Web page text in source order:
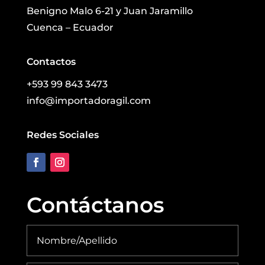
Benigno Malo 6-21 y Juan Jaramillo
Cuenca – Ecuador
Contactos
+593 99 843 3473
info@importadoragil.com
Redes Sociales
Contáctanos